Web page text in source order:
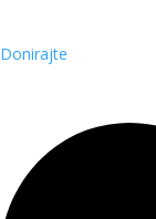
Donirajte